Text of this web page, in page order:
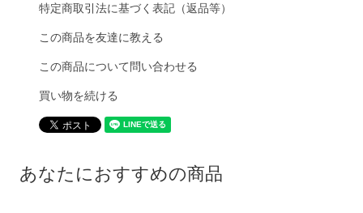
特定商取引法に基づく表記（返品等）
この商品を友達に教える
この商品について問い合わせる
買い物を続ける
あなたにおすすめの商品